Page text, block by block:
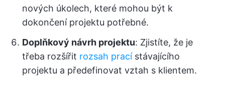
nových úkolech, které mohou být k
dokončení projektu potřebné.
Doplňkový návrh projektu: Zjistíte, že je
třeba rozšířit rozsah pracístávajícího
projektu a předefinovat vztah s klientem.